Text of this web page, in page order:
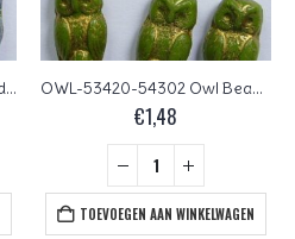
OWL-23980-29443 Owl Bead Jet Full Vitrail Green 12 Pc. OWL-53420-54302 Owl Bead Opaque Olivine Gold Washed 12 Pc.
€1,48
TOEVOEGEN AAN WINKELWAGEN